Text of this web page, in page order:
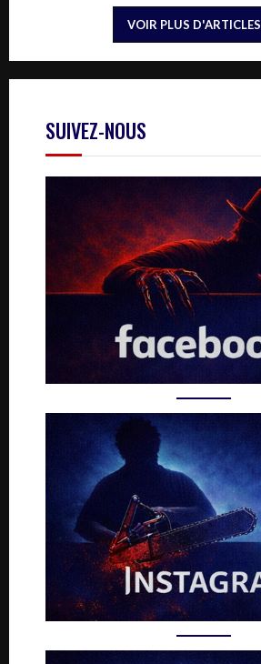
VOIR PLUS D'ARTICLES
SUIVEZ-NOUS